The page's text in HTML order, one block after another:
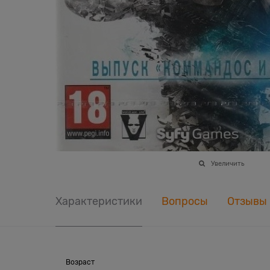
Увеличить
Характеристики Вопросы Отзывы
Возраст